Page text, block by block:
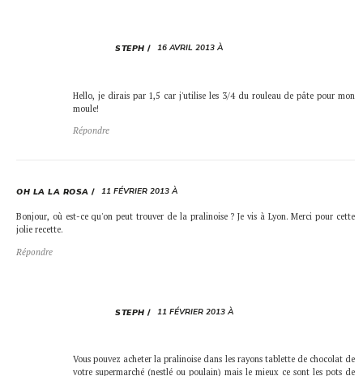
STEPH 16 AVRIL 2013 À
Hello, je dirais par 1,5 car j'utilise les 3/4 du rouleau de pâte pour mon
moule!
Répondre
OH LA LA ROSA 11 FÉVRIER 2013 À
Bonjour, où est-ce qu'on peut trouver de la pralinoise ? Je vis à Lyon. Merci pour cette
jolie recette.
Répondre
STEPH 11 FÉVRIER 2013 À
Vous pouvez acheter la pralinoise dans les rayons tablette de chocolat de
votre supermarché (nestlé ou poulain) mais le mieux ce sont les pots de